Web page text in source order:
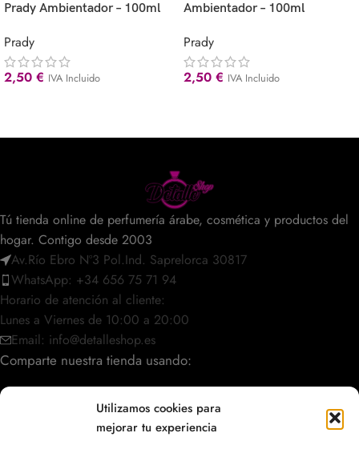
Utilizamos cookies para
mejorar tu experiencia
Prady Ambientador – 100ml
Prady
2,50 € IVA Incluido
Ambientador – 100ml
Prady
2,50 € IVA Incluido
Tú tienda online de perfumería árabe, cosmética y productos del
hogar. Contigo desde 2003
Av.Río Ebro Nº3 Pol.Ind. Saprelorca 30817
WhatsApp: +34 656 75 71 94
Horario de atención al cliente:
Lunes a Viernes de 10:00 a 20:00
Email: info@detalleshop.es
Comparte nuestra tienda usando:
POLÍTICAS / INFORMACIÓN